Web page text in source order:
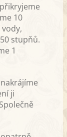
10
stupňů.
1
ji